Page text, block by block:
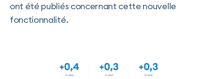
ont été publiés concernant cette nouvelle
fonctionnalité.